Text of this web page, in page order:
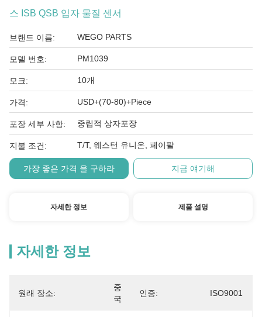
스 ISB QSB 입자 물질 센서
브랜드 이름: WEGO PARTS
모델 번호: PM1039
모크: 10개
가격: USD+(70-80)+Piece
포장 세부 사항: 중립적 상자포장
지불 조건: T/T, 웨스턴 유니온, 페이팔
가장 좋은 가격 을 구하라 지금 얘기해
자세한 정보 제품 설명
자세한 정보
원래 장소:
중
국
인증: ISO9001